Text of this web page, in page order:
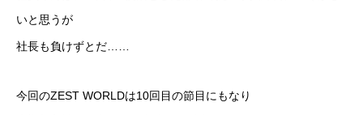
いと思うが
社長も負けずとだ……
今回のZEST WORLDは10回目の節目にもなり